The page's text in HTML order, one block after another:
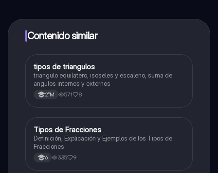
a determinadas funciones.
Contenido similar
Matemáticas
tipos de triangulos
triangulo equilatero, isoseles y escaleno, suma de
angulos internos y externos
2°M 571 8
Matemáticas
Tipos de Fracciones
Definición, Explicación y Ejemplos de los Tipos de
Fracciones
6 335 9